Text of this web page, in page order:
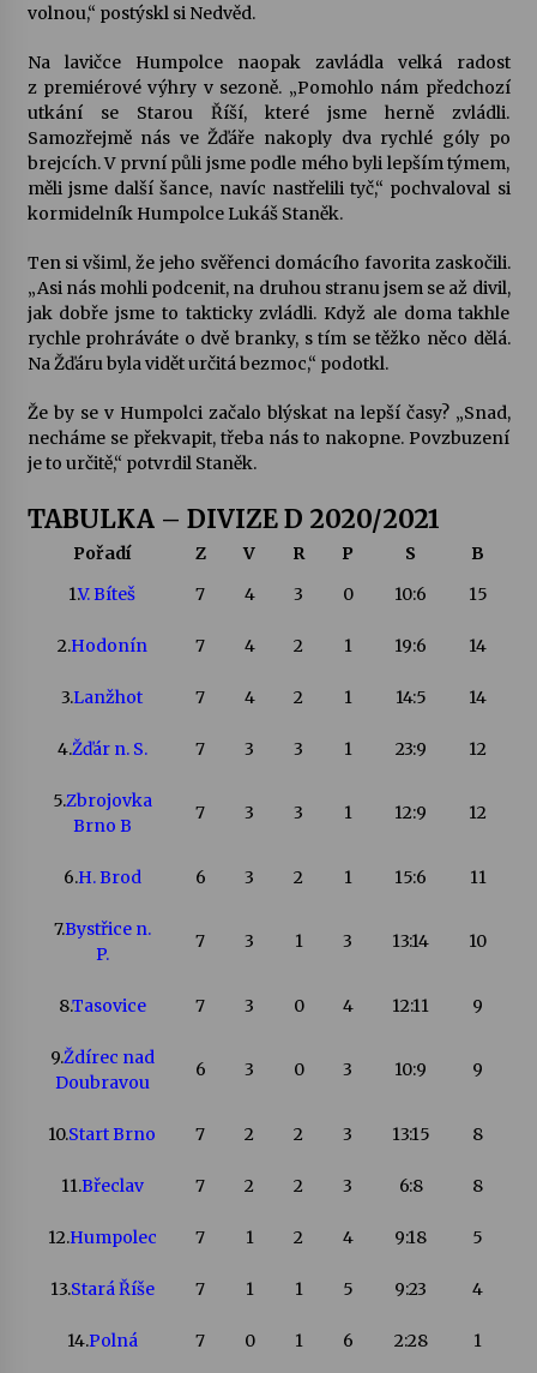
volnou,“ postýskl si Nedvěd.
Na lavičce Humpolce naopak zavládla velká radost
z premiérové výhry v sezoně. „Pomohlo nám předchozí
utkání se Starou Říší, které jsme herně zvládli.
Samozřejmě nás ve Žďáře nakoply dva rychlé góly po
brejcích. V první půli jsme podle mého byli lepším týmem,
měli jsme další šance, navíc nastřelili tyč,“ pochvaloval si
kormidelník Humpolce Lukáš Staněk.
Ten si všiml, že jeho svěřenci domácího favorita zaskočili.
„Asi nás mohli podcenit, na druhou stranu jsem se až divil,
jak dobře jsme to takticky zvládli. Když ale doma takhle
rychle prohráváte o dvě branky, s tím se těžko něco dělá.
Na Žďáru byla vidět určitá bezmoc,“ podotkl.
Že by se v Humpolci začalo blýskat na lepší časy? „Snad,
necháme se překvapit, třeba nás to nakopne. Povzbuzení
je to určitě,“ potvrdil Staněk.
TABULKA – DIVIZE D 2020/2021
Pořadí Z V R P S
B
1.V. Bíteš 7 4 3 0 10:6 15
2.Hodonín 7 4 2 1 19:6 14
3.Lanžhot 7 4 2 1 14:5 14
4.Žďár n. S. 7 3 3 1 23:9 12
5.Zbrojovka
Brno B
7 3 3 1 12:9 12
6.H. Brod 6 3 2 1 15:6 11
7.Bystřice n.
P.
7 3 1 3 13:14 10
8.Tasovice 7 3 0 4 12:11 9
9.Ždírec nad
Doubravou
6 3 0 3 10:9 9
10.Start Brno 7 2 2 3 13:15 8
11.Břeclav 7 2 2 3 6:8 8
12.Humpolec 7 1 2 4 9:18 5
13.Stará Říše 7 1 1 5 9:23 4
14.Polná 7 0 1 6 2:28 1